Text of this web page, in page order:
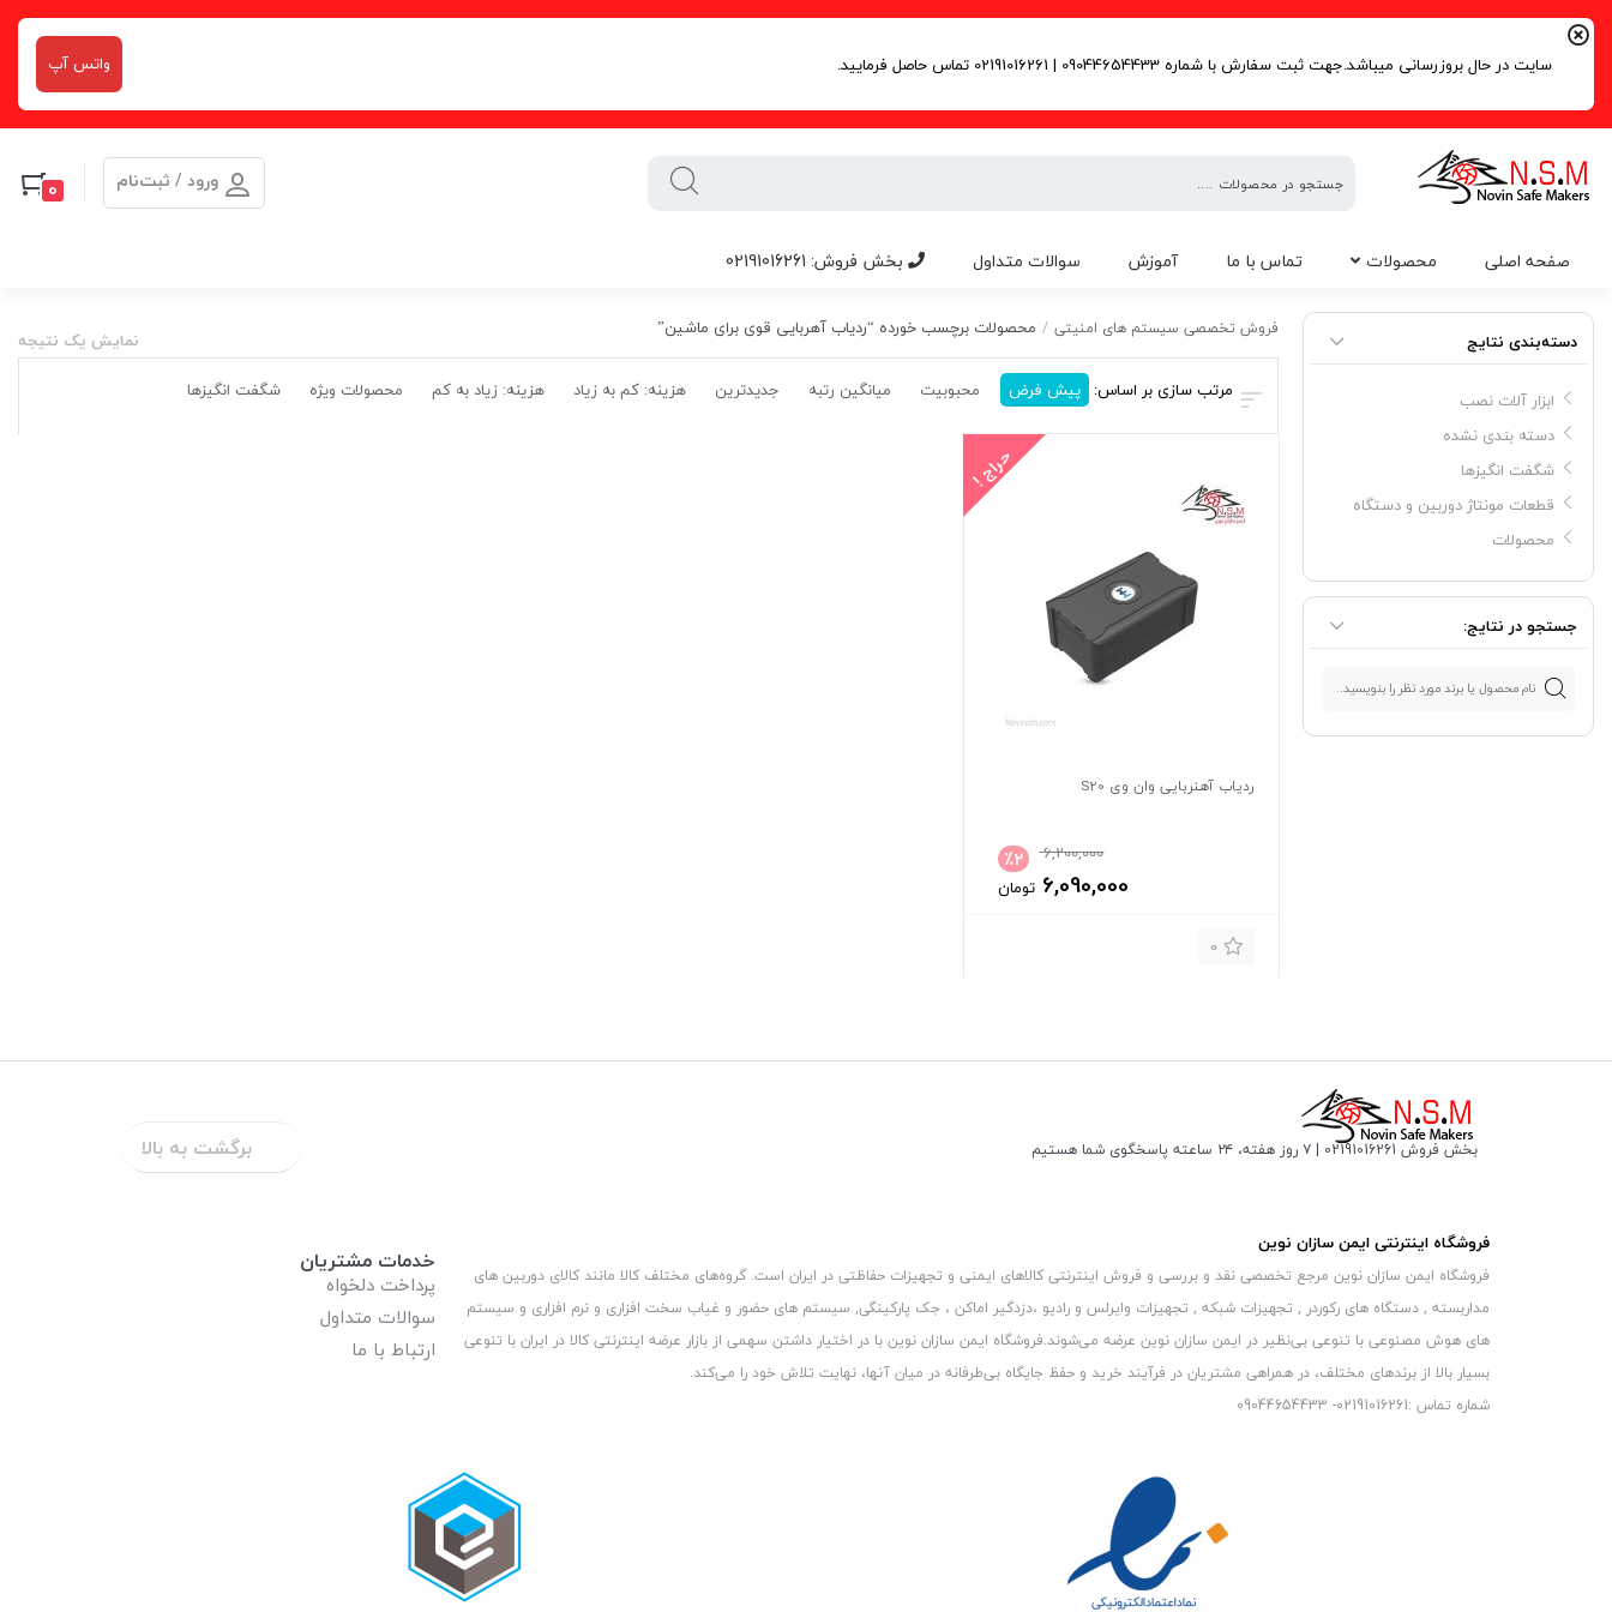
سایت در حال بروزرسانی میباشد.جهت ثبت سفارش با شماره 09044654433 | 02191016261 تماس حاصل فرمایید. واتس آپ
تخصصی
امنیتی
ورود / ثبت‌نام 0
صفحه اصلی محصولات تماس با ما آموزش سوالات متداول بخش فروش: 02191016261
ردیاب آهربایی قوی برای ماشین فروش تخصصی سیستم های امنیتی / محصولات برچسب خورده “ردیاب آهربایی قوی برای ماشین”
نمایش یک نتیجه
مرتب سازی بر اساس: پیش فرض محبوبیت میانگین رتبه جدیدترین هزینه: کم به زیاد هزینه: زیاد به کم محصولات ویژه شگفت انگیزها
حراج !
ردیاب آهنربایی وان وی S20
0
٪2 6,200,000
6,090,000 تومان
دسته‌بندی نتایج
ابزار آلات نصب
دسته بندی نشده
شگفت انگیزها
قطعات مونتاژ دوربین و دستگاه
محصولات
جستجو در نتایج:
بخش فروش 02191016261 | ۷ روز هفته، ۲۴ ساعته پاسخگوی شما هستیم برگشت به بالا
فروشگاه اینترنتی ایمن سازان نوین
فروشگاه ایمن سازان نوین مرجع تخصصی نقد و بررسی و فروش اینترنتی کالاهای ایمنی و تجهیزات حفاظتی در ایران است. گروه‏‏‌های مختلف کالا مانند کالای دوربین های
مداربسته , دستگاه های رکوردر , تجهیزات شبکه , تجهیزات وایرلس و رادیو ،دزدگیر اماکن ، جک پارکینگی, سیستم های حضور و غیاب سخت افزاری و نرم افزاری و سیستم
های هوش مصنوعی با تنوعی بی‌نظیر در ایمن سازان نوین عرضه می‏‏‏‌شوند.فروشگاه ایمن سازان نوین با در اختیار داشتن سهمی از بازار عرضه اینترنتی کالا در ایران با تنوعی
بسیار بالا از برندهای مختلف، در همراهی مشتریان در فرآیند خرید و حفظ جایگاه بی‏‏‏‌طرفانه در میان آنها، نهایت تلاش خود را می‌‏‏کند.
شماره تماس :02191016261- 09044654433
خدمات مشتریان
پرداخت دلخواه
سوالات متداول
ارتباط با ما